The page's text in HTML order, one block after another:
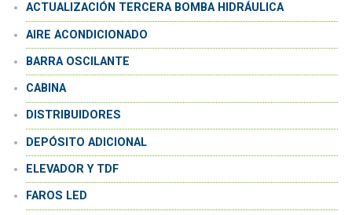
ACTUALIZACIÓN TERCERA BOMBA HIDRÁULICA
AIRE ACONDICIONADO
BARRA OSCILANTE
CABINA
DISTRIBUIDORES
DEPÓSITO ADICIONAL
ELEVADOR Y TDF
FAROS LED